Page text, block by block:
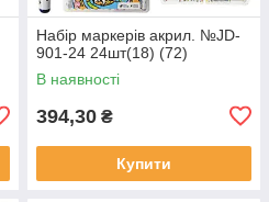
Набір маркерів акрил. №JD-
901-24 24шт(18) (72)
В наявності
394,30 ₴
Купити